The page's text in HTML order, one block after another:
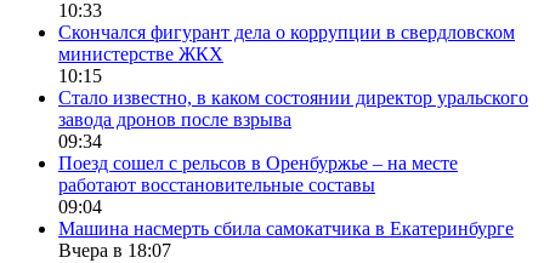
10:33
Скончался фигурант дела о коррупции в свердловском
министерстве ЖКХ
10:15
Стало известно, в каком состоянии директор уральского
завода дронов после взрыва
09:34
Поезд сошел с рельсов в Оренбуржье – на месте
работают восстановительные составы
09:04
Машина насмерть сбила самокатчика в Екатеринбурге
Вчера в 18:07